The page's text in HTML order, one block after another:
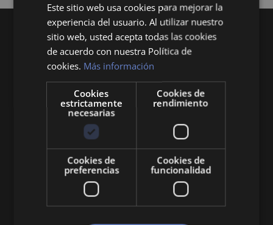
Queremos mantenerte al día en temas de
economía, finanzas, negocios, derecho, historia
y curiosidades sobre todo lo relacionado con la
economía y empresa.
Este sitio web usa cookies para mejorar la
experiencia del usuario. Al utilizar nuestro
sitio web, usted acepta todas las cookies
de acuerdo con nuestra Política de
cookies. Más información
Cookies
estrictamente
necesarias
Cookies de
rendimiento
Cookies de
preferencias
Cookies de
funcionalidad